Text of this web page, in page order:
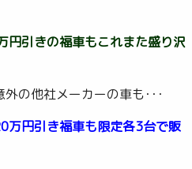
円引きの福車もこれまた盛り沢
の他社メーカーの車も･･･
万円引き福車も限定各3台で販